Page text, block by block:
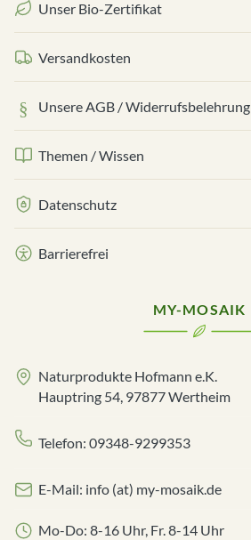
Unser Bio-Zertifikat
Versandkosten
Unsere AGB / Widerrufsbelehrung
Themen / Wissen
Datenschutz
Barrierefrei
MY-MOSAIK
Naturprodukte Hofmann e.K.
Hauptring 54, 97877 Wertheim
Telefon: 09348-9299353
E-Mail: info (at) my-mosaik.de
Mo-Do: 8-16 Uhr, Fr. 8-14 Uhr